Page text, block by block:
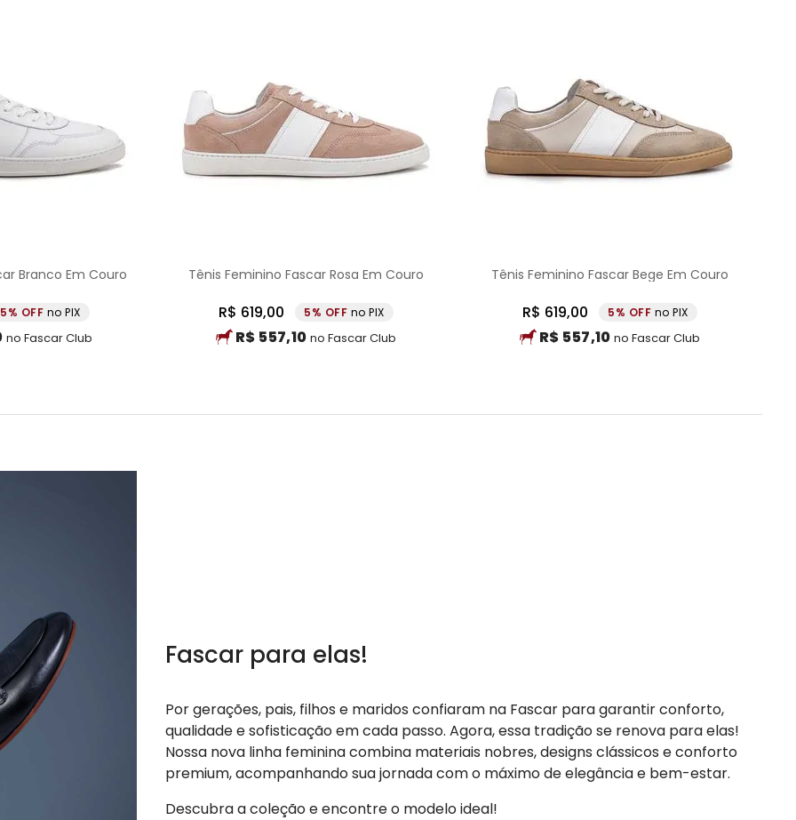
Branco Em Couro
5% no PIX
no Fascar Club
Tênis Feminino Fascar Rosa Em Couro
R$ 619,00 5% no PIX
R$ 557,10 no Fascar Club
Tênis Feminino Fascar Bege Em Couro
R$ 619,00 5% no PIX
R$ 557,10 no Fascar Club
Fascar para elas!
Por gerações, pais, filhos e maridos confiaram na Fascar para garantir conforto,
qualidade e sofisticação em cada passo. Agora, essa tradição se renova para elas!
Nossa nova linha feminina combina materiais nobres, designs clássicos e conforto
premium, acompanhando sua jornada com o máximo de elegância e bem-estar.
Descubra a coleção e encontre o modelo ideal!